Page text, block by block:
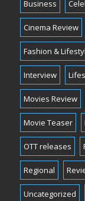
Business
Cinema Review
Fashion &
Interview
Movies Review
Movie Teaser
OTT releases
Regional
Uncategorized